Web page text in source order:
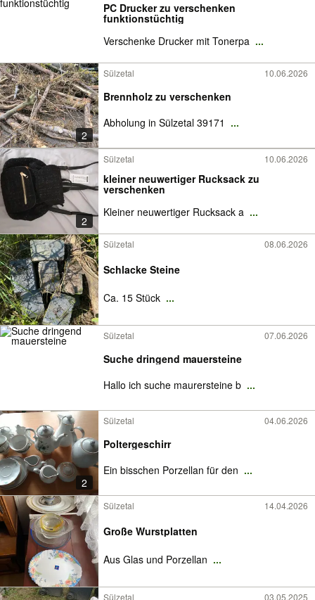
PC Drucker zu verschenken
funktionstüchtig
Verschenke Drucker mit Tonerpa ...
2
Sülzetal 10.06.2026
Brennholz zu verschenken
Abholung in Sülzetal 39171 ...
2
Sülzetal 10.06.2026
kleiner neuwertiger Rucksack zu
verschenken
Kleiner neuwertiger Rucksack a ...
Sülzetal 08.06.2026
Schlacke Steine
Ca. 15 Stück ...
Sülzetal 07.06.2026
Suche dringend mauersteine
Hallo ich suche maurersteine b ...
2
Sülzetal 04.06.2026
Poltergeschirr
Ein bisschen Porzellan für den ...
Sülzetal 14.04.2026
Große Wurstplatten
Aus Glas und Porzellan ...
Sülzetal 03.05.2025